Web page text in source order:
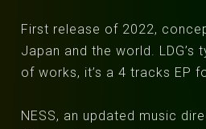
First release of 2022,
Japan and the world.
of works, it’s a 4 tracks EP
NESS, an updated music